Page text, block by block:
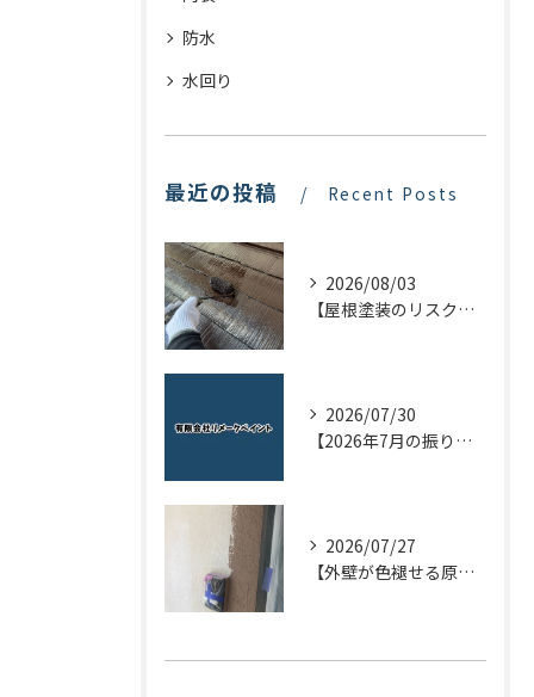
防水
水回り
最近の投稿 Recent Posts
2026/08/03
【屋根塗装のリスクを下げる！】屋根の点検はドローンで！
2026/07/30
【2026年7月の振り返り】リメークペイントブログまとめ
2026/07/27
【外壁が色褪せる原因とは？】大切なお家を長持ちさせるためのポイントを解説！